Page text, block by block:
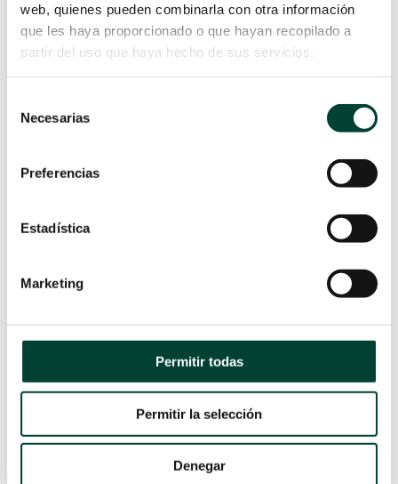
web, quienes pueden combinarla con otra información
que les haya proporcionado o que hayan recopilado a
partir del uso que haya hecho de sus servicios.
Necesarias
Preferencias
Estadística
Marketing
Permitir todas
Permitir la selección
Denegar
4 REQUISITOS
IMPRESCINDIBLES EN LA
UCIN PARA MEJORAR LA
por
al entorno extrauterino. En
compleja. El nacimiento prematuro,
parto pueden convertir la
LEER MÁS